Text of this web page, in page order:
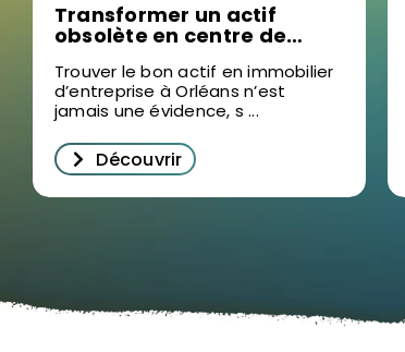
Transformer un actif
obsolète en centre de
nouvelle stratégie sur le
marché de l’immobilier
d’entreprise à Orléans
Trouver le bon actif en immobilier
d’entreprise à Orléans n’est
jamais une évidence, s ...
Découvrir